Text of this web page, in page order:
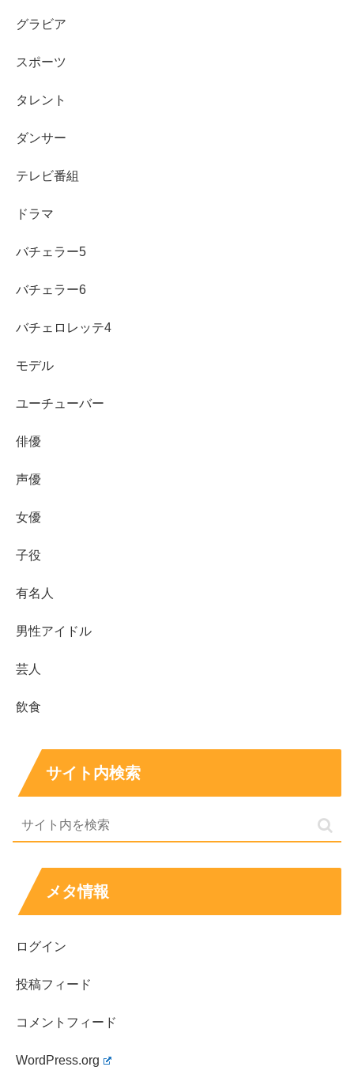
浅田芭路の出演ドラマまとめ
https://twitter.com/spacecraft_jr/status/1502947581088833540/photo/1
浅田芭路ちゃんが出演されてきたドラマは朝ドラ3作品に
し、
今までのドラマで目にしたことは何度もあったのに、なん
でこれまで名前を調べようとしなかったのか…
と後悔しているそこのあなた！
てきたドラマをここでチェックして、もう1度見直してみ
返すとまた前に見た時とは違った演技力などに気づけるか
グラビア
スポーツ
タレント
ダンサー
テレビ番組
ドラマ
バチェラー5
バチェラー6
バチェロレッテ4
モデル
ユーチューバー
俳優
声優
女優
子役
有名人
男性アイドル
芸人
飲食
サイト内検索
メタ情報
ログイン
投稿フィード
コメントフィード
WordPress.org